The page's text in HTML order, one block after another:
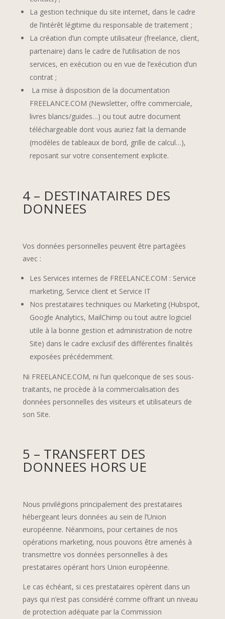
La gestion technique du site internet, dans le cadre
de l’intérêt légitime du responsable de traitement ;
La création d’un compte utilisateur (freelance, client,
partenaire) dans le cadre de l’utilisation de nos
services, en exécution ou en vue de l’exécution d’un
contrat ;
La mise à disposition de la documentation
FREELANCE.COM (Newsletter, offre commerciale,
livres blancs/guides…) ou tout autre document
téléchargeable dont vous auriez fait la demande
(modèles de tableaux de bord, grille de calcul…),
reposant sur votre consentement explicite.
4 – DESTINATAIRES DES
DONNEES
Vos données personnelles peuvent être partagées
avec :
Les Services internes de FREELANCE.COM : Service
marketing, Service client et Service IT
Nos prestataires techniques ou Marketing (Hubspot,
Google Analytics, MailChimp ou tout autre logiciel
utile à la bonne gestion et administration de notre
Site) dans le cadre exclusif des différentes finalités
exposées précédemment.
Ni FREELANCE.COM, ni l’un quelconque de ses sous-
traitants, ne procède à la commercialisation des
données personnelles des visiteurs et utilisateurs de
son Site.
5 – TRANSFERT DES
DONNEES HORS UE
Nous privilégions principalement des prestataires
hébergeant leurs données au sein de l’Union
européenne. Néanmoins, pour certaines de nos
opérations marketing, nous pouvons être amenés à
transmettre vos données personnelles à des
prestataires opérant hors Union européenne.
Le cas échéant, si ces prestataires opèrent dans un
pays qui n’est pas considéré comme offrant un niveau
de protection adéquate par la Commission